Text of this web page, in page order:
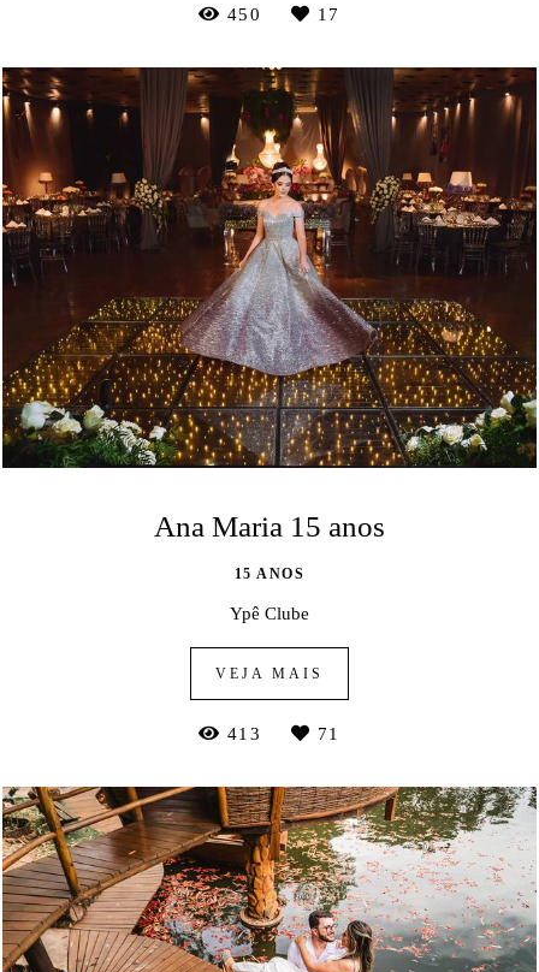
450 17
Ana Maria 15 anos
15 ANOS
Ypê Clube
VEJA MAIS
413 71